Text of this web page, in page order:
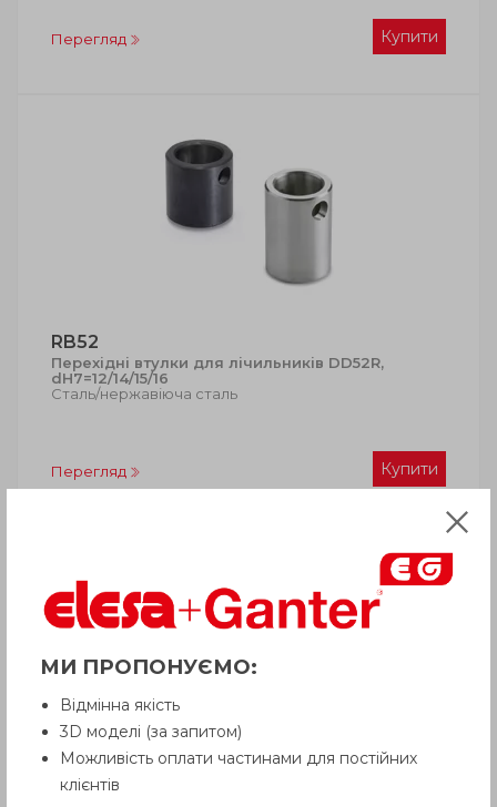
Перегляд Купити
RB52
Перехідні втулки для лічильників DD52R,
dH7=12/14/15/16
Сталь/нержавіюча сталь
Перегляд Купити
BS52R
Монтажні основи для лічильників DD52R
МИ ПРОПОНУЄМО:
Відмінна якість
3D моделі (за запитом)
Можливість оплати частинами для постійних
клієнтів